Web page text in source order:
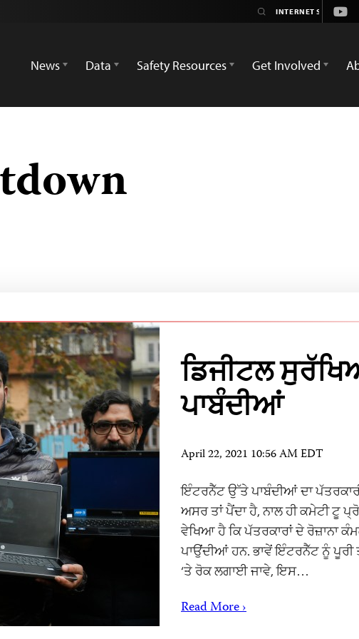
News
Data Safety Resources Get Involved
ਡਿਜੀਟਲ
ਪਾਬੰਦੀਆਂ
April 22, 2021 10:56 AM EDT
ਇੰਟਰਨੈੱਟ ਉੱਤੇ ਪਾਬੰਦੀਆਂ ਦਾ
ਅਸਰ ਤਾਂ ਪੈਂਦਾ ਹੈ, ਨਾਲ ਹੀ ਕਮੇਟੀ ਟੂ
ਵੇਖਿਆ ਹੈ ਕਿ ਪੱਤਰਕਾਰਾਂ ਦੇ ਰੋਜ਼ਾਨਾ
ਪਾਉਂਦੀਆਂ ਹਨ. ਭਾਵੇਂ ਇੰਟਰਨੈੱਟ ਨੂੰ ਪੂਰੀ
‘ਤੇ ਰੋਕ ਲਗਾਈ ਜਾਵੇ, ਇਸ…
Read More ›